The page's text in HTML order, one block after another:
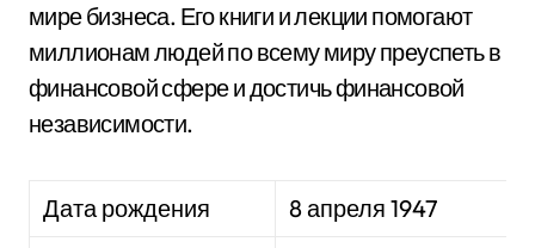
мире бизнеса. Его книги и лекции помогают
миллионам людей по всему миру преуспеть в
финансовой сфере и достичь финансовой
независимости.
Дата рождения
8 апреля 1947